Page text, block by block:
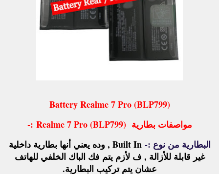
Battery Realme 7 Pro (BLP799)
مواصفات بطاريةRealme 7 Pro (BLP799)
:-
البطارية من نوع :-
Built In , وده يعني أنها بطارية داخلية
غير قابلة للأزالة , ف لأزم يتم فك الباك الخلفي للهاتف
عشان يتم تركيب البطارية.